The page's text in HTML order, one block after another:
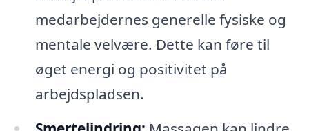
medarbejdernes generelle fysiske og
mentale velvære. Dette kan føre til
øget energi og positivitet på
arbejdspladsen.